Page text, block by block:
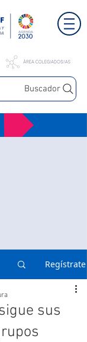
Buscador
Regístrate
sus